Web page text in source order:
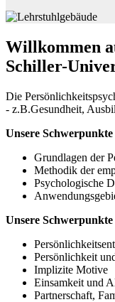
Willkommen
Schiller-
Die
- z.B.Gesundheit,
Unsere
Grundlagen der
Methodik der
Psychologische
Unsere
Persönlichkeit
Implizite Motive
Einsamkeit und
Partnerschaft,